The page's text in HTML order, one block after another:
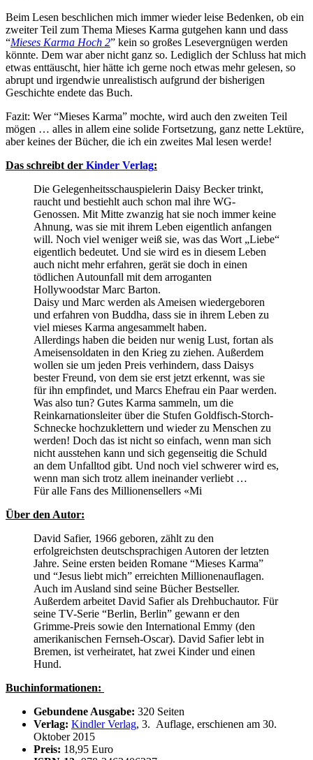
Beim Lesen beschlichen mich immer wieder leise Bedenken, ob ein
zweiter Teil zum Thema Mieses Karma gutgehen kann und dass
“Mieses Karma Hoch 2” kein so großes Lesevergnügen werden
könnte. Dem war aber nicht ganz so. Lediglich der Schluss hat mich
etwas enttäuscht, hier hätte ich gerne noch etwas mehr gelesen, so
abrupt und irgendwie unrealistisch aufgrund der bisherigen
Geschichte endete das Buch.
Fazit: Wer “Mieses Karma” mochte, wird auch den zweiten Teil
mögen … alles in allem eine solide Fortsetzung, ganz nette Lektüre,
aber keines der Bücher, die ich ein zweites Mal lesen werde!
Das schreibt der Kinder Verlag:
Die Gelegenheitsschauspielerin Daisy Becker trinkt,
raucht und bestiehlt auch schon mal ihre WG-
Genossen. Mit Mitte zwanzig hat sie noch immer keine
Ahnung, was sie mit ihrem Leben eigentlich anfangen
will. Noch viel weniger weiß sie, was das Wort „Liebe“
eigentlich bedeutet. Und sie wird es in diesem Leben
auch nicht mehr erfahren, gerät sie doch in einen
tödlichen Autounfall mit dem arroganten
Hollywoodstar Marc Barton.
Daisy und Marc werden als Ameisen wiedergeboren
und erfahren von Buddha, dass sie in ihrem Leben zu
viel mieses Karma angesammelt haben.
Allerdings haben die beiden nur wenig Lust, fortan als
Ameisensoldaten in den Krieg zu ziehen. Außerdem
wollen sie um jeden Preis verhindern, dass Daisys
bester Freund, von dem sie erst jetzt erkennt, was sie
für ihn empfindet, und Marcs Ehefrau ein Paar werden.
Was also tun? Gutes Karma sammeln, um die
Reinkarnationsleiter über die Stufen Goldfisch-Storch-
Schnecke hochzuklettern und wieder zu Menschen zu
werden! Doch das ist nicht so einfach, wenn man sich
nicht ausstehen kann und sich gegenseitig die Schuld
an dem Unfalltod gibt. Und noch viel schwerer wird es,
wenn man sich trotz allem ineinander verliebt …
Für alle Fans des Millionensellers «Mi
Über den Autor:
David Safier, 1966 geboren, zählt zu den
erfolgreichsten deutschsprachigen Autoren der letzten
Jahre. Seine ersten beiden Romane “Mieses Karma”
und “Jesus liebt mich” erreichten Millionenauflagen.
Auch im Ausland sind seine Bücher Bestseller.
Außerdem arbeitet David Safier als Drehbuchautor. Für
seine TV-Serie “Berlin, Berlin” gewann er den
Grimme-Preis sowie den International Emmy (den
amerikanischen Fernseh-Oscar). David Safier lebt in
Bremen, ist verheiratet, hat zwei Kinder und einen
Hund.
Buchinformationen:
Gebundene Ausgabe: 320 Seiten
Verlag: Kindler Verlag, 3. Auflage, erschienen am 30.
Oktober 2015
Preis: 18,95 Euro